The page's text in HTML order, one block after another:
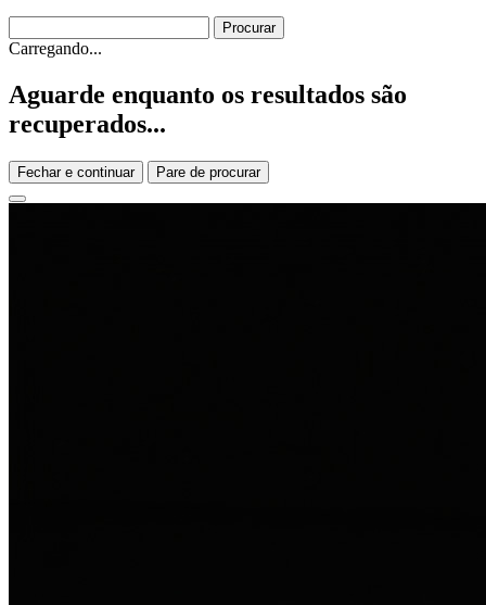
Carregando...
Aguarde enquanto os resultados são
recuperados...
Fechar e continuar Pare de procurar